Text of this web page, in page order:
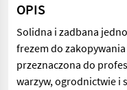
OPIS
Solidna i zadbana
frezem do
przeznaczona do
warzyw, ogrodnictwie i